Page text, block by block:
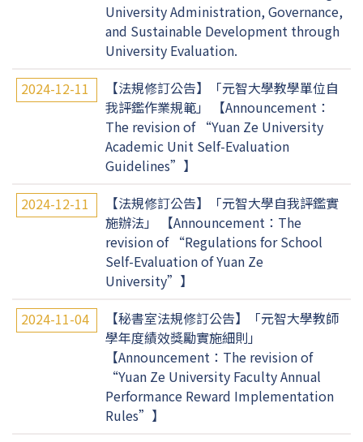
University Administration, Governance,
and Sustainable Development through
University Evaluation.
2024-12-11
【法規修訂公告】「元智大學教學單位自
我評鑑作業規範」 【Announcement：
The revision of “Yuan Ze University
Academic Unit Self-Evaluation
Guidelines”】
2024-12-11
【法規修訂公告】「元智大學自我評鑑實
施辦法」 【Announcement：The
revision of “Regulations for School
Self-Evaluation of Yuan Ze
University”】
2024-11-04
【秘書室法規修訂公告】「元智大學教師
學年度績效獎勵實施細則」
【Announcement：The revision of
“Yuan Ze University Faculty Annual
Performance Reward Implementation
Rules”】